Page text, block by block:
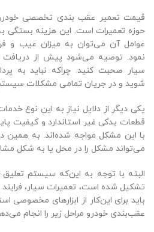
قیمت تعمیر عقب‌ بندی تخصصی
حوزه تعمیرات است. این هزینه بستگی
عوامل آن می‌توان به میزان عیب و
نمود. توصیه می‌شود پیش از دریافت
سیار صحبت کنید. چراکه نباید به
شوید و در جریان تمامی مشکلات
یکی دیگر از دلایل نیاز به این نوع
قطعات یدکی غیر استاندارد و کیفیت
با این مشکل مواجه شده‌اند. به همین
می‌تواند مشکل را در محل یا به شکل
البته با توجه به این‌که سیستم
تشکیل شده است، تعمیرات سیار،
باید برای این‌کار از ابزارهای مخصوصی
عقب‌بندی خودرو مراحل زیر را انجام